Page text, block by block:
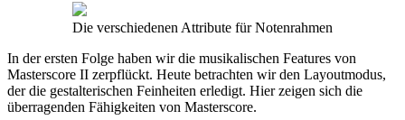
Die verschiedenen Attribute für Notenrahmen
In der ersten Folge haben wir die musikalischen Features von
Masterscore II zerpflückt. Heute betrachten wir den Layoutmodus,
der die gestalterischen Feinheiten erledigt. Hier zeigen sich die
überragenden Fähigkeiten von Masterscore.